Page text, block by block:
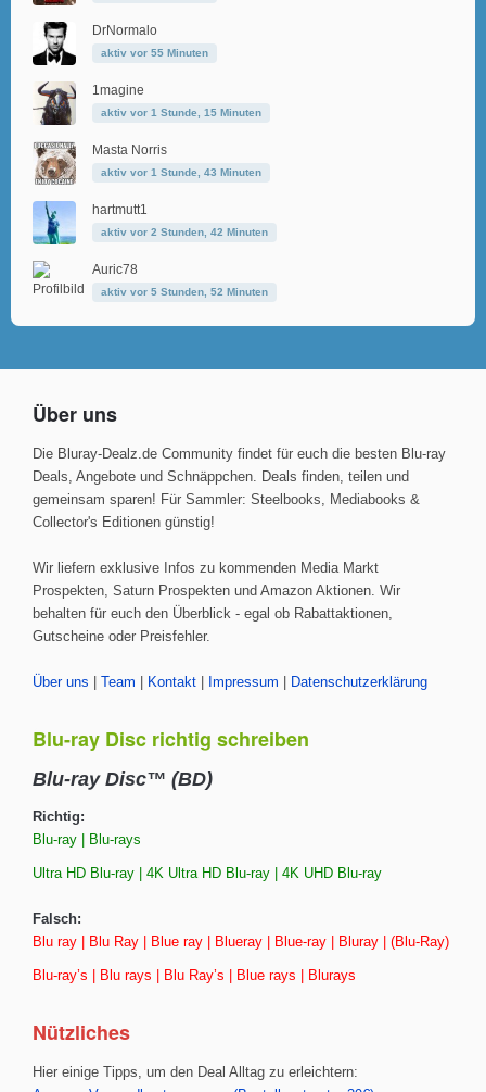
DrNormalo
aktiv vor 55 Minuten
1magine
aktiv vor 1 Stunde, 15 Minuten
Masta Norris
aktiv vor 1 Stunde, 43 Minuten
hartmutt1
aktiv vor 2 Stunden, 42 Minuten
Auric78
aktiv vor 5 Stunden, 52 Minuten
Über uns
Die Bluray-Dealz.de Community findet für euch die besten Blu-ray
Deals, Angebote und Schnäppchen. Deals finden, teilen und
gemeinsam sparen! Für Sammler: Steelbooks, Mediabooks &
Collector's Editionen günstig!
Wir liefern exklusive Infos zu kommenden Media Markt
Prospekten, Saturn Prospekten und Amazon Aktionen. Wir
behalten für euch den Überblick - egal ob Rabattaktionen,
Gutscheine oder Preisfehler.
Über uns Team Kontakt Impressum Datenschutzerklärung
Blu-ray Disc richtig schreiben
Blu-ray Disc™ (BD)
Richtig:
Blu-ray | Blu-rays
Ultra HD Blu-ray | 4K Ultra HD Blu-ray | 4K UHD Blu-ray
Falsch:
Blu ray | Blu Ray | Blue ray | Blueray | Blue-ray | Bluray | (Blu-Ray)
Blu-ray’s | Blu rays | Blu Ray’s | Blue rays | Blurays
Nützliches
Hier einige Tipps, um den Deal Alltag zu erleichtern: